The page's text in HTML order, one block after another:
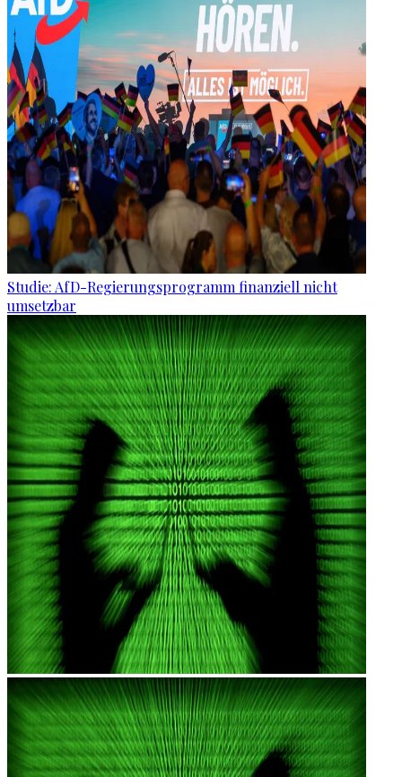
Studie: AfD-Regierungsprogramm finanziell nicht
umsetzbar